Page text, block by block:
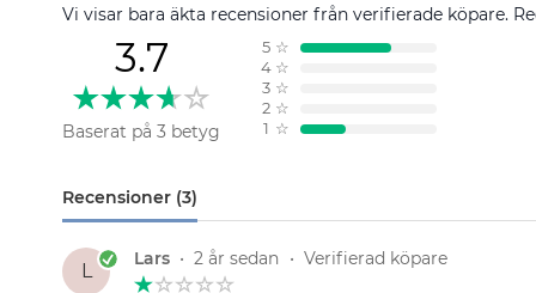
Vi visar bara äkta recensioner från verifierade köpare.
3.7
Baserat på 3 betyg
5 ☆
4 ☆
3 ☆
2 ☆
1 ☆
Recensioner (3)
L
Lars • 2 år sedan • Verifierad köpare